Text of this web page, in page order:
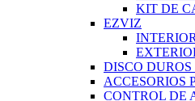
KIT DE
EZVIZ
DISCO
ACCESORIOS
CONTROL DE